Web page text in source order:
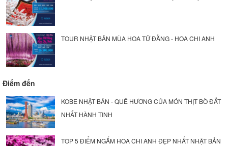
TOUR NHẬT BẢN MÙA HOA TỬ ĐẰNG - HOA CHI ANH
Điểm đến
KOBE NHẬT BẢN - QUÊ HƯƠNG CỦA MÓN THỊT BÒ ĐẮT
NHẤT HÀNH TINH
TOP 5 ĐIỂM NGẮM HOA CHI ANH ĐẸP NHẤT NHẬT BẢN